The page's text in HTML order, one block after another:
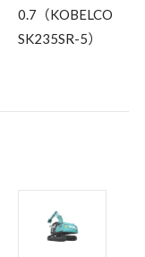
0.7（KOBELCO
SK235SR-5）